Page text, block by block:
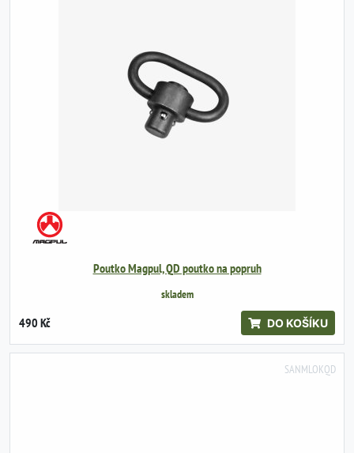
Poutko Magpul, QD poutko na popruh
skladem
490 Kč DO KOŠÍKU
SANMLOKQD